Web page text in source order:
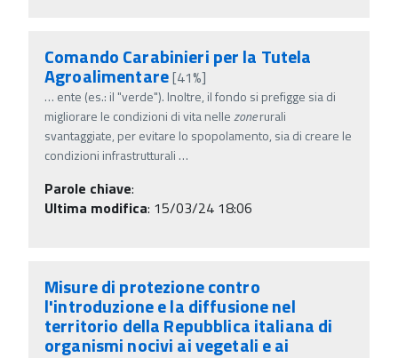
Comando Carabinieri per la Tutela
Agroalimentare[41%]
… ente (es.: il "verde"). Inoltre, il fondo si prefigge sia di
migliorare le condizioni di vita nellezonerurali
svantaggiate, per evitare lo spopolamento, sia di creare le
condizioni infrastrutturali …
Parole chiave:
Ultima modifica: 15/03/24 18:06
Misure di protezione contro
l'introduzione e la diffusione nel
territorio della Repubblica italiana di
organismi nocivi ai vegetali e ai